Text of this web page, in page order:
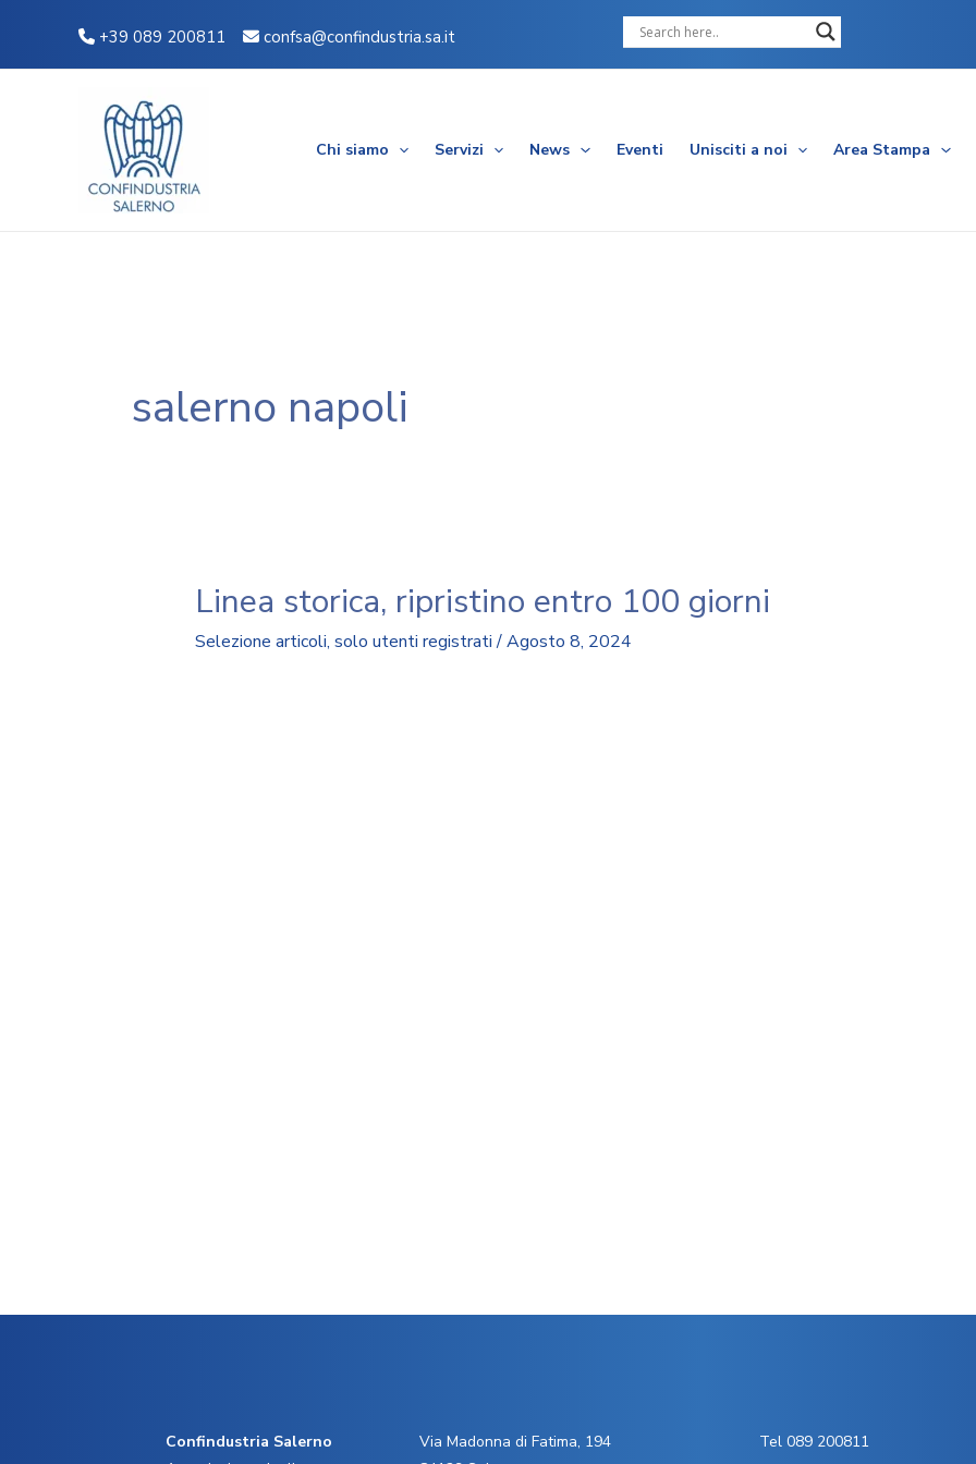
contenuto
+39 089 200811 confsa@confindustria.sa.it
Chi siamo Servizi News Eventi Unisciti a noi Area Stampa
salerno napoli
Linea storica, ripristino entro 100 giorni
Selezione articoli, solo utenti registrati/Agosto 8, 2024
Confindustria Salerno
Via Madonna di Fatima, 194
Tel 089 200811